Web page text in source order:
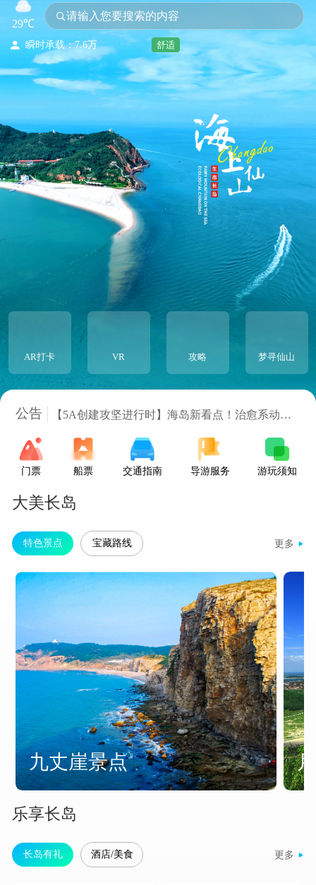
29℃
请输入您要搜索的内容

今日客流：36
昨日客流：0
最大承载：15.3万
瞬时承载：7.6万
舒适
AR打卡 VR 攻略 梦寻仙山
公告
通知：夜游《梦寻仙山》开园时间
长岛邀您免费看海，驻烟大学生专属礼遇！
【5A创建攻坚进行时】海岛新看点！治愈系动漫
门票 船票 交通指南 导游服务 游玩须知
大美长岛
特色景点 宝藏路线 更多 
九丈崖景点
乐享长岛
长岛有礼 酒店/美食 更多 